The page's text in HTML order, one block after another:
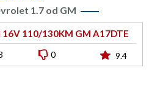
1.7 od GM
110/130KM GM A17DTE
0 9.4